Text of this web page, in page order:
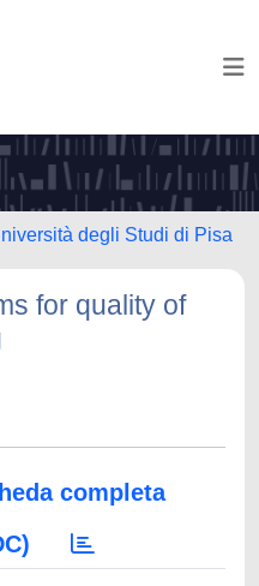
degli Studi di Pisa
for quality of
completa